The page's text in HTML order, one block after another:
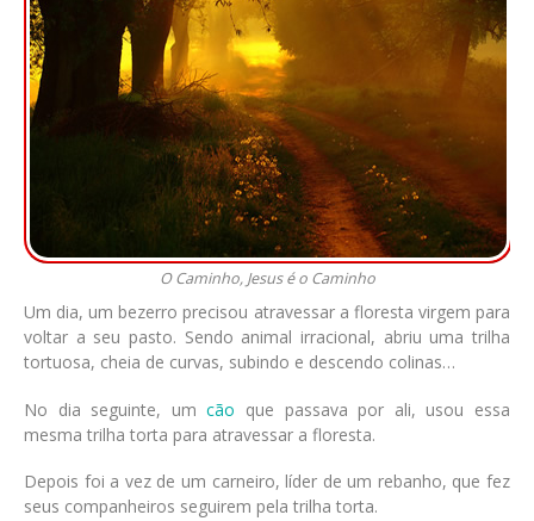
O Caminho, Jesus é o Caminho
Um dia, um bezerro precisou atravessar a floresta virgem para
voltar a seu pasto. Sendo animal irracional, abriu uma trilha
tortuosa, cheia de curvas, subindo e descendo colinas…
No dia seguinte, umcão que passava por ali, usou essa
mesma trilha torta para atravessar a floresta.
Depois foi a vez de um carneiro, líder de um rebanho, que fez
seus companheiros seguirem pela trilha torta.